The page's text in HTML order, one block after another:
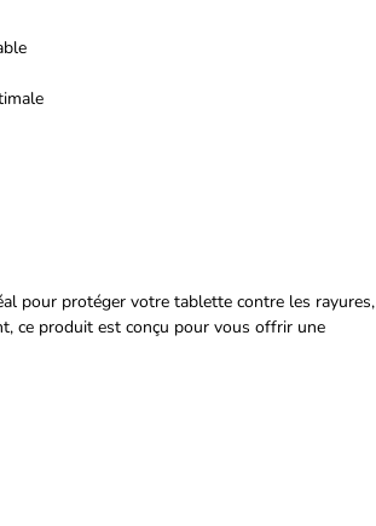
pour protéger votre tablette contre les rayures,
ce produit est conçu pour vous offrir une